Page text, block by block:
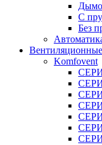
С
Без
Komfovent